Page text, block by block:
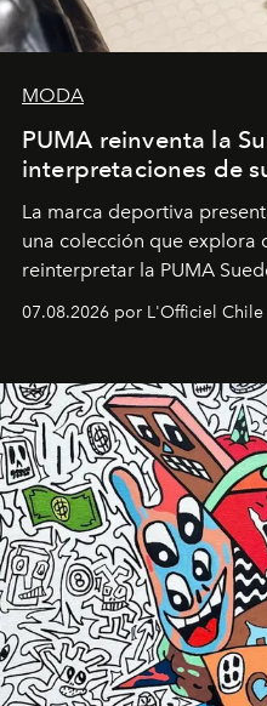
MODA
PUMA reinventa la
interpretaciones de
La marca deportiva
una colección que explora
reinterpretar la PUMA
deportiva hasta una
diseño y el universo outdoor.
07.08.2026 por L'Officiel Chile